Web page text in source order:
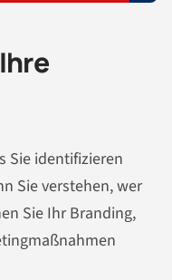
Sie identifizieren
Sie verstehen, wer
Sie Ihr Branding,